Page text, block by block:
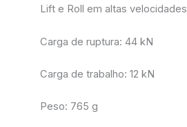
Lift e Roll em altas velocidades
Carga de ruptura: 44 kN
Carga de trabalho: 12 kN
Peso: 765 g